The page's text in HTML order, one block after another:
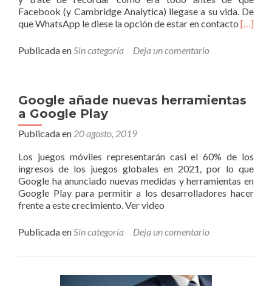
Facebook (y Cambridge Analytica) llegase a su vida. De
que WhatsApp le diese la opción de estar en contacto Leer
Google
Maps
para
sacarle
partido
al
[…]
Publicada en Sin categoría Deja un comentario
Google añade nuevas herramientas
a Google Play
Publicada en 20 agosto, 2019
Los juegos móviles representarán casi el 60% de los
ingresos de los juegos globales en 2021, por lo que
Google ha anunciado nuevas medidas y herramientas en
Google Play para permitir a los desarrolladores hacer
frente a este crecimiento. Ver video
Publicada en Sin categoría Deja un comentario